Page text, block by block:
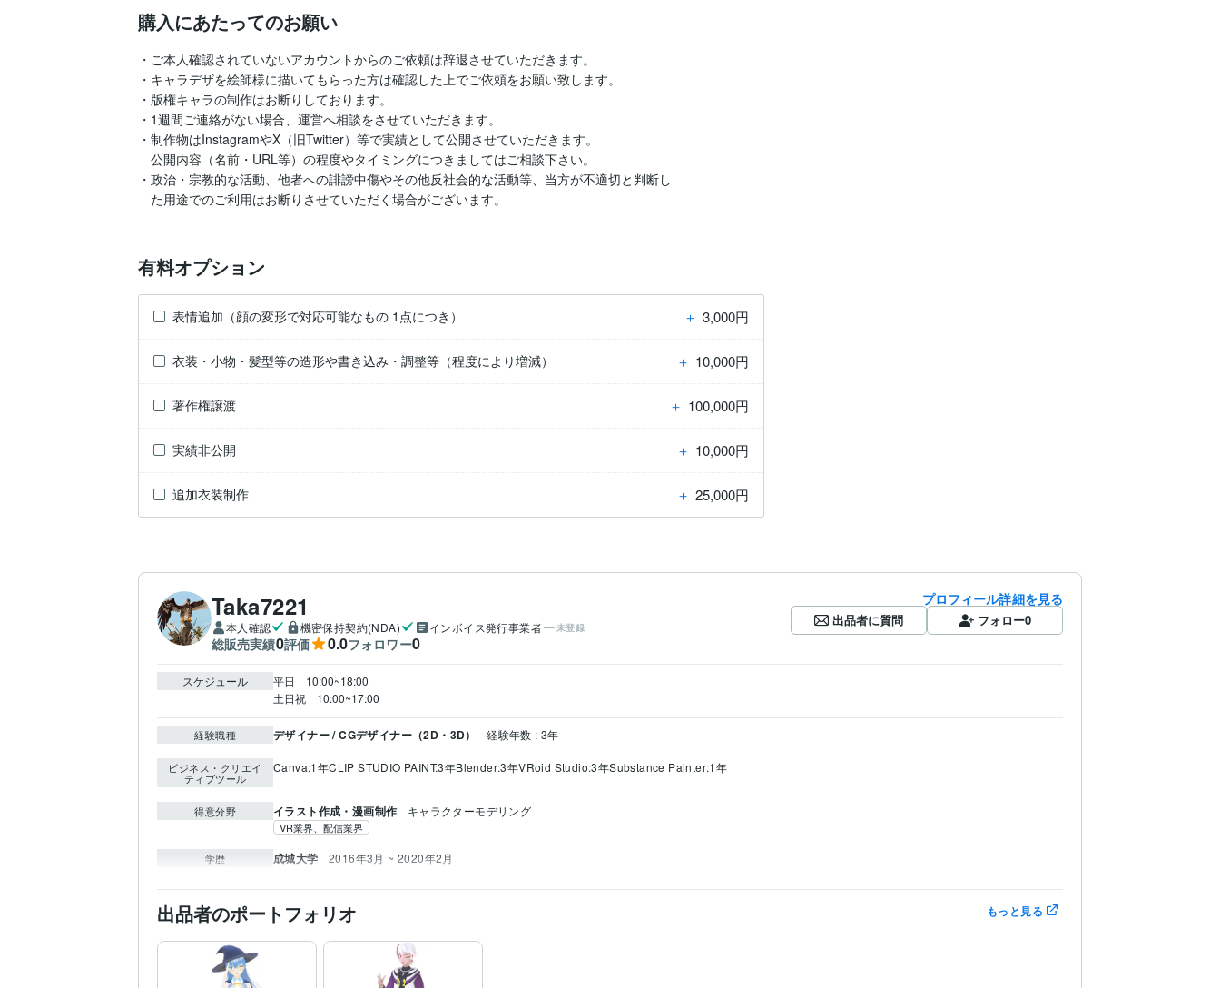
購入にあたってのお願い
・ご本人確認されていないアカウントからのご依頼は辞退させていただきます。
・キャラデザを絵師様に描いてもらった方は確認した上でご依頼をお願い致します。
・版権キャラの制作はお断りしております。
・1週間ご連絡がない場合、運営へ相談をさせていただきます。
・制作物はInstagramやX（旧Twitter）等で実績として公開させていただきます。
公開内容（名前・URL等）の程度やタイミングにつきましてはご相談下さい。
・政治・宗教的な活動、他者への誹謗中傷やその他反社会的な活動等、当方が不適切と判断し
た用途でのご利用はお断りさせていただく場合がございます。
有料オプション
表情追加（顔の変形で対応可能なもの 1点につき） ＋ 3,000円
衣装・小物・髪型等の造形や書き込み・調整等（程度により増減） ＋ 10,000円
著作権譲渡 ＋ 100,000円
実績非公開 ＋ 10,000円
追加衣装制作 ＋ 25,000円
Taka7221
本人確認 機密保持契約(NDA) インボイス発行事業者 未登録
総販売実績0評価 0.0フォロワー0
プロフィール詳細を見る
出品者に質問 フォロー0
スケジュール
平日　10:00~18:00
土日祝　10:00~17:00
経験職種 デザイナー / CGデザイナー（2D・3D） 経験年数 : 3年
ビジネス・クリエイ
ティブツール
Canva:1年CLIP STUDIO PAINT:3年Blender:3年VRoid Studio:3年Substance Painter:1年
得意分野 イラスト作成・漫画制作 キャラクターモデリング
VR業界、配信業界
学歴 成城大学 2016年3月 ~ 2020年2月
出品者のポートフォリオ もっと見る